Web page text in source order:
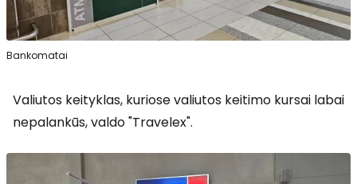
Bankomatai
Valiutos keityklas, kuriose valiutos keitimo kursai labai
nepalankūs, valdo "Travelex".